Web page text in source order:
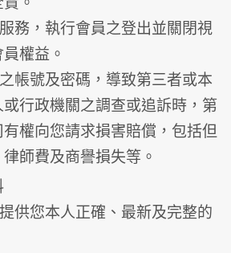
務，執行會員之登出並關閉視
權益。
帳號及密碼，導致第三者或本
行政機關之調查或追訴時，第
權向您請求損害賠償，包括但
師費及商譽損失等。
供您本人正確、最新及完整的